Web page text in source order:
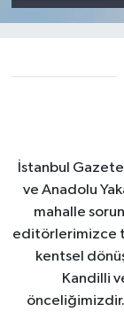
İstanbul
ve Anadolu
mahalle
editörlerimizce
kentsel
Kandilli
önceliğimizdir.